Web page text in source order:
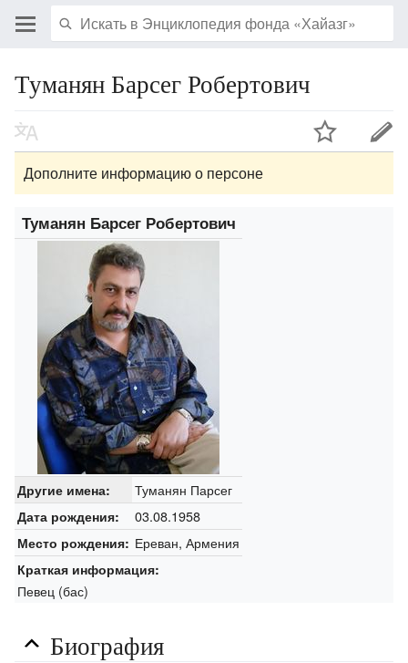
Туманян Барсег Робертович
Дополните информацию о персоне
Туманян Барсег Робертович
Другие имена: Туманян Парсег
Дата рождения: 03.08.1958
Место рождения: Ереван, Армения
Краткая информация:
Певец (бас)
Биография